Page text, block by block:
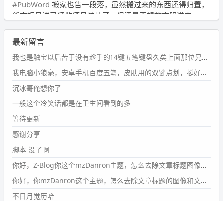
#PubWord 搬家也告一段落，虽然搬过来的东西还得归置，
新衣柜虽说已经散俩月味儿了，但还是不想放衣服进去。
wdssmq
2024-09-23 21:00:49
#PubWord要不我每年汇总整理一次？？碎雨集_沉冰浮水_
第1页https://www.wdssmq.com/tag/%E7%A2%8E%E9%9
B%A8%E9%9B%86/
wdssmq
2024-09-23 20:58:40
#PubWord
条嘟？？？？
wdssmq
2024-09-15 10:32:07
#PubWordVSCode 内 git 操作卡住的时候没办法主动取消
一直是个痛点，一般都是推送或拉取，今天连提交都卡
了。。
最新留言
我也是触宝以后苦于没有趁手的14键五笔键盘久矣上面那位兄台用的百度双键点划布局我也用过很久，那个皮肤做得很粗糙，个别键位的触发区域是错位的，快速打字时很容易出错，修改它的皮肤文件校正后勉强能用，但早年出的皮肤分辨率太低，实在谈不上美观。百度小米定制版的商店里有一个"小黑板"皮肤还不错(百度官方输入法商店里没有)，但那个风格我不喜欢这两天找到了一个叫"森林集"的公众号，开发了海量的皮肤，很多都有14键版本，付费但很便宜，几块钱，终于有自己满意的输入法了搜了一下，这个工作室还是百度的官方合作伙伴，不知道为什么14键作品都不在官方商店上架，难道是百度官方在刻意放弃14键？
我电脑小狼毫，安卓手机百度五笔，皮肤用的双键点划，挺好的。
沉冰哥俺想你了
一般这个冷笑话都是在卫生间看到的多
等待更新
感谢分享
脚本 没了啊
你好，Z-Blog你这个mzDanron主题，怎么去除文章标题图像和文章摘要，仅显示标题，感谢回复！
你好，你mzDanron这个主题，怎么去除文章标题的图像和文章摘要！仅显示标题，感谢回复解决！
不日月觉历哈